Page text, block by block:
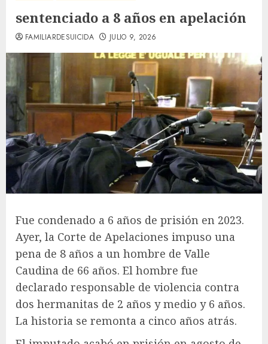
sentenciado a 8 años en apelación
FAMILIARDESUICIDA JULIO 9, 2026
Fue condenado a 6 años de prisión en 2023.
Ayer, la Corte de Apelaciones impuso una
pena de 8 años a un hombre de Valle
Caudina de 66 años. El hombre fue
declarado responsable de violencia contra
dos hermanitas de 2 años y medio y 6 años.
La historia se remonta a cinco años atrás.